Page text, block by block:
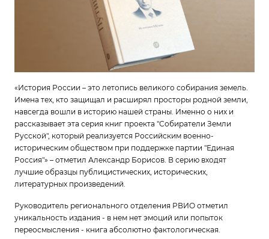
«История России – это летопись великого собирания земель.
Имена тех, кто защищал и расширял просторы родной земли,
навсегда вошли в историю нашей страны. Именно о них и
рассказывает эта серия книг проекта "Собиратели Земли
Русской", который реализуется Российским военно-
историческим обществом при поддержке партии "Единая
Россия"» – отметил Александр Борисов. В серию входят
лучшие образцы публицистических, исторических,
литературных произведений.
Руководитель регионального отделения РВИО отметил
уникальность издания - в нем нет эмоций или попыток
переосмысления - книга абсолютно фактологическая.